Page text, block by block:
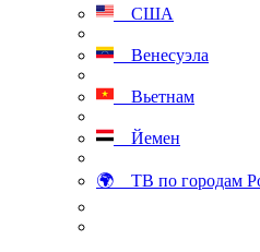
США
Венесуэла
Вьетнам
Йемен
🌍 ТВ по городам